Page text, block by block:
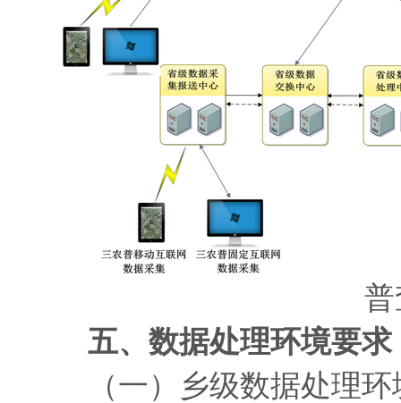
五、数据处理环境要求
（一）乡级数据处理